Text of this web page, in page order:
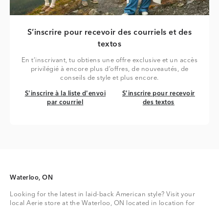
S’inscrire pour recevoir des courriels et des
textos
En t’inscrivant, tu obtiens une offre exclusive et un accès
privilégié à encore plus d’offres, de nouveautés, de
conseils de style et plus encore.
S'inscrire à la liste d'envoi par courriel
S'inscrire à la liste d'envoi
par courriel
S’inscrire pour recevoir des
S’inscrire pour recevoir
des textos
Waterloo, ON
Looking for the latest in laid-back American style? Visit your
local Aerie store at the Waterloo, ON located in location for